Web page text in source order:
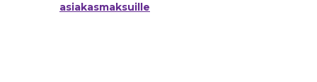
asia­kas­mak­suil­le